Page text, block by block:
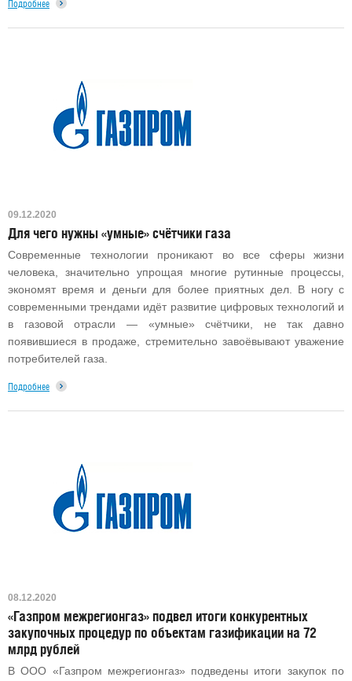
Подробнее
09.12.2020
Для чего нужны «умные» счётчики газа
Современные технологии проникают во все сферы жизни
человека, значительно упрощая многие рутинные процессы,
экономят время и деньги для более приятных дел. В ногу с
современными трендами идёт развитие цифровых технологий и
в газовой отрасли — «умные» счётчики, не так давно
появившиеся в продаже, стремительно завоёвывают уважение
потребителей газа.
Подробнее
08.12.2020
«Газпром межрегионгаз» подвел итоги конкурентных
закупочных процедур по объектам газификации на 72
млрд рублей
В ООО «Газпром межрегионгаз» подведены итоги закупок по